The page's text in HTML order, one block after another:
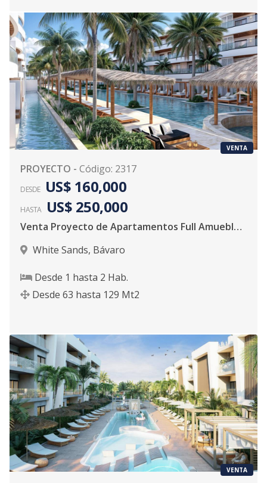
VENTA
PROYECTO - Código: 2317
DESDE US$ 160,000
HASTA US$ 250,000
Venta Proyecto de Apartamentos Full Amueblados en Punta Cana
White Sands, Bávaro
Desde 1 hasta 2 Hab.
Desde 63 hasta 129 Mt2
VENTA